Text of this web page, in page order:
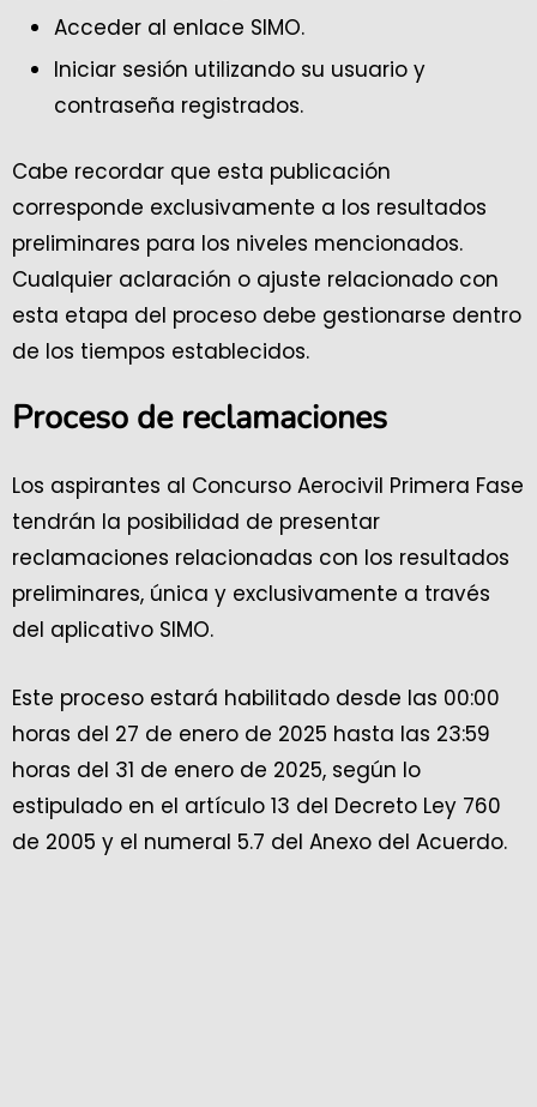
Acceder al enlace SIMO.
Iniciar sesión utilizando su usuario y
contraseña registrados.
Cabe recordar que esta publicación
corresponde exclusivamente a los resultados
preliminares para los niveles mencionados.
Cualquier aclaración o ajuste relacionado con
esta etapa del proceso debe gestionarse dentro
de los tiempos establecidos.
Proceso de reclamaciones
Los aspirantes al Concurso Aerocivil Primera Fase
tendrán la posibilidad de presentar
reclamaciones relacionadas con los resultados
preliminares, única y exclusivamente a través
del aplicativo SIMO.
Este proceso estará habilitado desde las 00:00
horas del 27 de enero de 2025 hasta las 23:59
horas del 31 de enero de 2025, según lo
estipulado en el artículo 13 del Decreto Ley 760
de 2005 y el numeral 5.7 del Anexo del Acuerdo.